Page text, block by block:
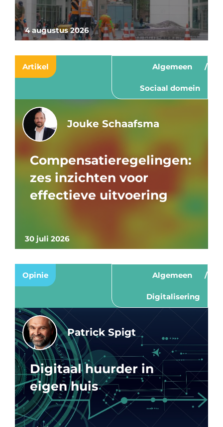
4 augustus 2026
Artikel Algemeen
Sociaal domein
30 juli 2026
Jouke Schaafsma
Compensatieregelingen:
zes inzichten voor
effectieve uitvoering
Opinie Algemeen
Digitalisering
Patrick Spigt
Digitaal huurder in
eigen huis